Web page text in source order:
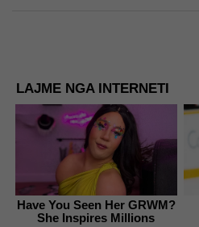
LAJME NGA INTERNETI
Have You Seen Her GRWM?
She Inspires Millions